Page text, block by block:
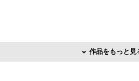
作品をもっと見